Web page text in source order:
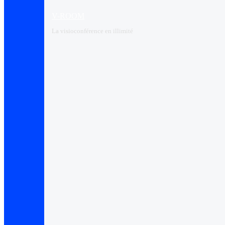
La visioconférence en illimité